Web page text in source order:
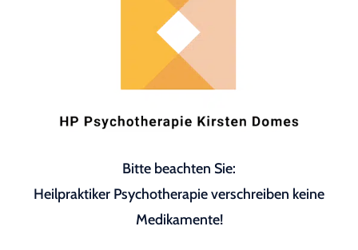
Bitte beachten Sie:
Heilpraktiker Psychotherapie verschreiben keine
Medikamente!